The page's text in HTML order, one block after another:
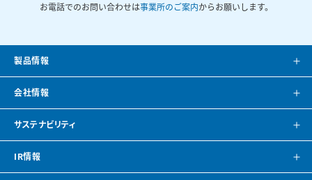
お電話でのお問い合わせは事業所のご案内からお願いします。
製品情報
製品案内
システム提案
CAD・BIMデータ
会社情報
会社案内
会社概要
サステナビリティ
方針・トップメッセージ
IR情報